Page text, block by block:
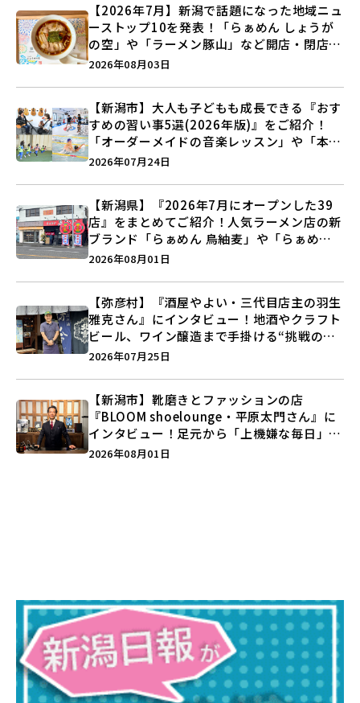
【2026年7月】新潟で話題になった地域ニュ
ーストップ10を発表！「らぁめん しょうが
の空」や「ラーメン豚山」など開店・閉店の
注目記事をランキングでご紹介♪
2026年08月03日
【新潟市】大人も子どもも成長できる『おす
すめの習い事5選(2026年版)』をご紹介！
「オーダーメイドの音楽レッスン」や「本格
キックボクシング」で新しい自分を見つけよ
2026年07月24日
【新潟県】『2026年7月にオープンした39
店』をまとめてご紹介！人気ラーメン店の新
ブランド「らぁめん 鳥紬麦」や「らぁめん
しょうがの空」など盛りだくさん♪
2026年08月01日
【弥彦村】『酒屋やよい・三代目店主の羽生
雅克さん』にインタビュー！地酒やクラフト
ビール、ワイン醸造まで手掛ける“挑戦の歴
史”に迫る♪
2026年07月25日
【新潟市】靴磨きとファッションの店
『BLOOM shoelounge・平原太門さん』に
インタビュー！足元から「上機嫌な毎日」を
つくる装いの提案とは？
2026年08月01日